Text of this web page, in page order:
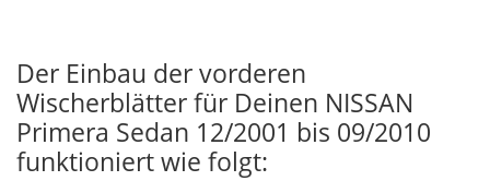
Der Einbau der vorderen
Wischerblätter für Deinen NISSAN
Primera Sedan 12/2001 bis 09/2010
funktioniert wie folgt: